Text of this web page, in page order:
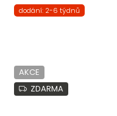
dodání: 2-6 týdnů
AKCE
ZDARMA